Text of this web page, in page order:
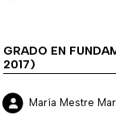
GRADO EN
2017)
María Mestre